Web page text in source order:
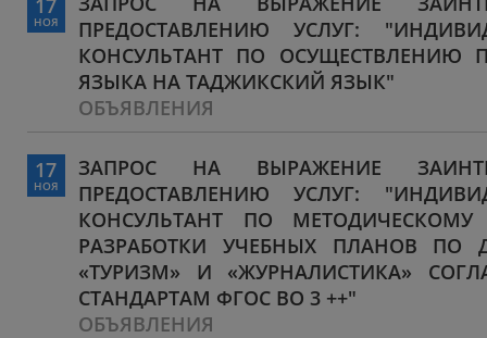
17
НОЯ
ПРЕДОСТАВЛЕНИЮ УСЛУГ:
КОНСУЛЬТАНТ ПО ОСУЩЕСТВЛЕНИЮ
ЯЗЫКА НА ТАДЖИКСКИЙ ЯЗЫК"
ОБЪЯВЛЕНИЯ
17
НОЯ
ЗАПРОС НА ВЫРАЖЕНИЕ
ПРЕДОСТАВЛЕНИЮ УСЛУГ:
КОНСУЛЬТАНТ ПО
РАЗРАБОТКИ УЧЕБНЫХ ПЛАНОВ ПО
«ТУРИЗМ» И «ЖУРНАЛИСТИКА»
СТАНДАРТАМ ФГОС ВО 3 ++"
ОБЪЯВЛЕНИЯ